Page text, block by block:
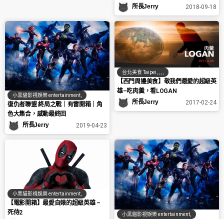
所長Jerry 2018-09-18
小黑貓影視娛樂 entertainment,
復仇者聯盟 終局之戰｜有雷開箱｜角
色大集合，感動最終回
所長Jerry
2019-04-23
台北美食 Taipei, , , ,
【西門周邊美食】敬我們最愛的超級英
雄–吃肉羹，看LOGAN
所長Jerry
2017-02-24
小黑貓影視娛樂 entertainment
【電影開箱】最愛自婊的超級英雄 –
死侍2
小黑貓影視娛樂 entertainment